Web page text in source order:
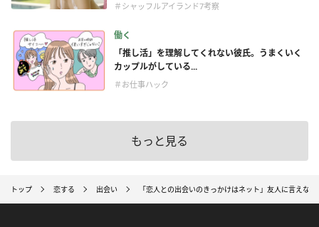
＃シャッフルアイランド7考察
働く
「推し活」を理解してくれない彼氏。うまくいく
カップルがしている...
＃お仕事ハック
もっと見る
トップ 恋する 出会い 「恋人との出会いのきっかけはネット」友人に言え